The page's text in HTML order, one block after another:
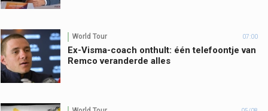
World Tour 07:00
Ex-Visma-coach onthult: één telefoontje van
Remco veranderde alles